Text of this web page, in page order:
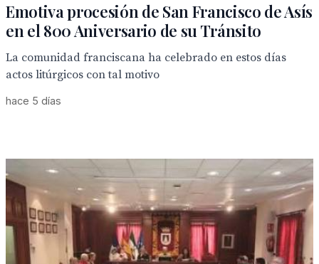
Emotiva procesión de San Francisco de Asís
en el 800 Aniversario de su Tránsito
La comunidad franciscana ha celebrado en estos días
actos litúrgicos con tal motivo
hace 5 días